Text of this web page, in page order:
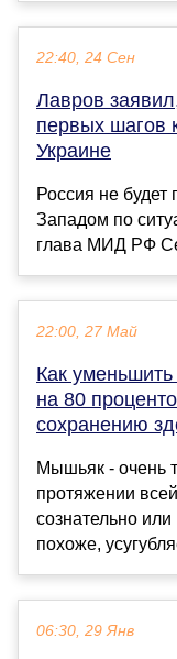
22:40, 24 Сен
Лавров
первых шагов
Украине
Россия не будет
Западом по
глава МИД РФ
22:00, 27 Май
Как
на 80
сохранению
Мышьяк - очень
протяжении
сознательно
похоже,
06:30, 29 Янв